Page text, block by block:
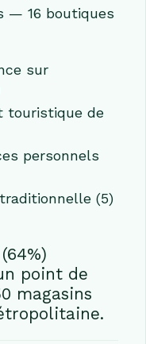
— 16 boutiques
sur
touristique de
personnels
(5)
point de
magasins